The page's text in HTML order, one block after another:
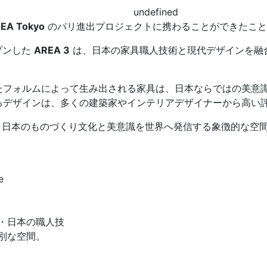
undefined
Tokyo のパリ進出プロジェクトに携わることができたこ
した AREA 3 は、日本の家具職人技術と現代デザインを
ォルムによって生み出される家具は、日本ならではの美
ザインは、多くの建築家やインテリアデザイナーから高い
本のものづくり文化と美意識を世界へ発信する象徴的な空
日本の職人技
空間。